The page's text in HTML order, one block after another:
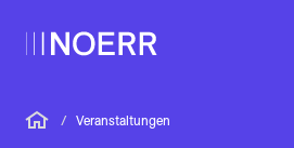
/ Veranstaltungen